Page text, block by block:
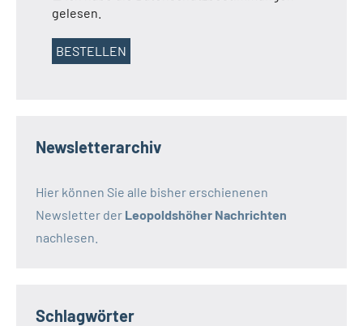
gelesen.
Newsletterarchiv
Hier können Sie alle bisher erschienenen
Newsletter der Leopoldshöher Nachrichten
nachlesen.
Schlagwörter